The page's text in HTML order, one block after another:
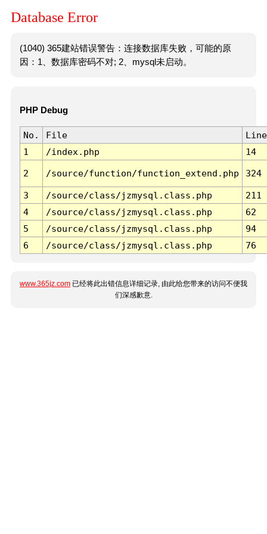
Database Error
(1040) 365建站错误警告：连接数据库失败，可能的原
因：1、数据库密码不对; 2、mysql未启动。
PHP Debug
No. File
Line
1
/index.php 14
2 /source/function/function_extend.php 324
3 /source/class/jzmysql.class.php
211
4
/source/class/jzmysql.class.php
62
5
/source/class/jzmysql.class.php
94
6
/source/class/jzmysql.class.php 76
www.365jz.com 已经将此出错信息详细记录, 由此给您带来的访问不便我
们深感歉意.